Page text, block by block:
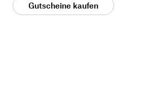
Gutscheine kaufen